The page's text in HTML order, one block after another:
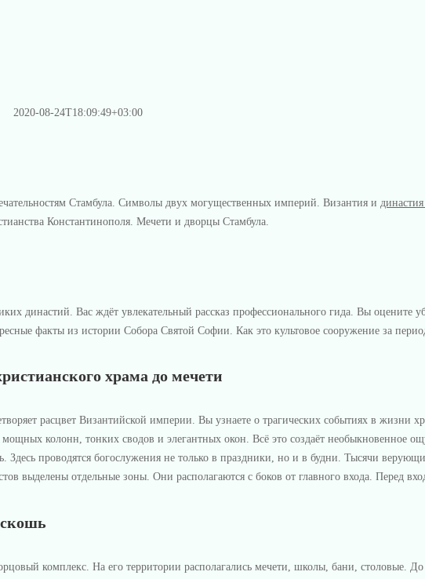
2020-08-24T18:09:49+03:00
Стамбула. Символы двух могущественных империй. Византия и
Константинополя. Мечети и дворцы Стамбула.
династий. Вас ждёт увлекательный рассказ профессионального гида. Вы
факты из истории Собора Святой Софии. Как это культовое сооружение за
храма до мечети
расцвет Византийской империи. Вы узнаете о трагических событиях в
колонн, тонких сводов и элегантных окон. Всё это создаёт необыкновенное
проводятся богослужения не только в праздники, но и в будни. Тысячи
выделены отдельные зоны. Они располагаются с боков от главного входа. Перед
комплекс. На его территории располагались мечети, школы, бани, столовые.